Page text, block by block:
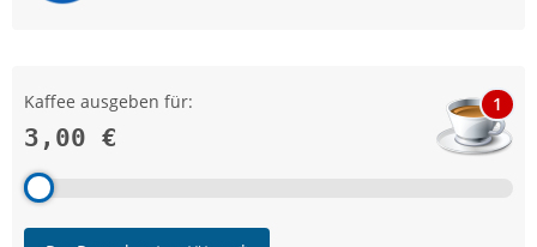
Kaffee ausgeben für:
3,00 €
1